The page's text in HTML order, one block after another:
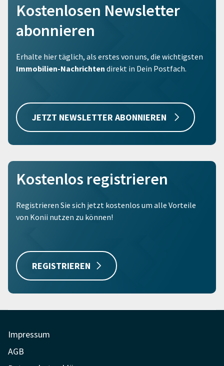
Kostenlosen Newsletter
abonnieren
Erhalte hier täglich, als erstes von uns, die wichtigsten
Immobilien-Nachrichten direkt in Dein Postfach.
JETZT NEWSLETTER ABONNIEREN
Kostenlos registrieren
Registrieren Sie sich jetzt kostenlos um alle Vorteile
von Konii nutzen zu können!
REGISTRIEREN
Impressum
AGB